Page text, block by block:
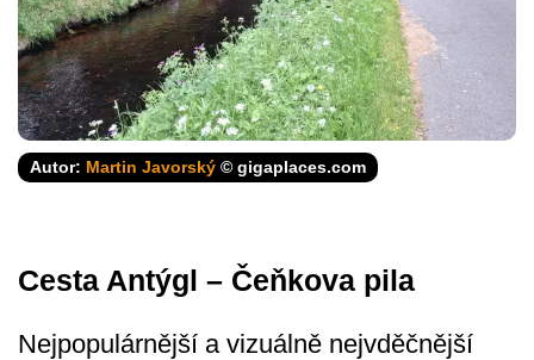
Autor: Martin Javorský © gigaplaces.com
Cesta Antýgl – Čeňkova pila
Nejpopulárnější a vizuálně nejvděčnější